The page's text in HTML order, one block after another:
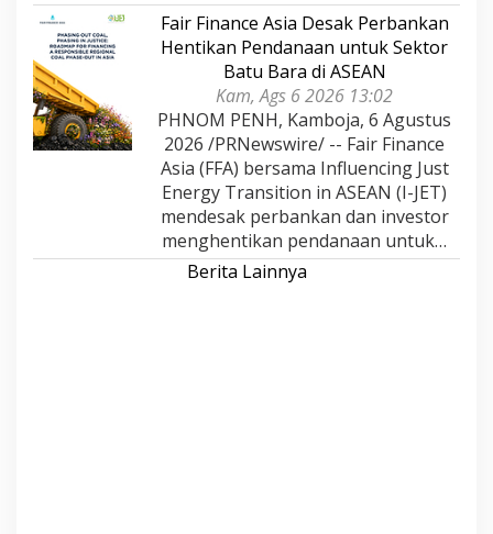
Fair Finance Asia Desak Perbankan
Hentikan Pendanaan untuk Sektor
Batu Bara di ASEAN
Kam, Ags 6 2026 13:02
PHNOM PENH, Kamboja, 6 Agustus
2026 /PRNewswire/ -- Fair Finance
Asia (FFA) bersama Influencing Just
Energy Transition in ASEAN (I-JET)
mendesak perbankan dan investor
menghentikan pendanaan untuk…
Berita Lainnya